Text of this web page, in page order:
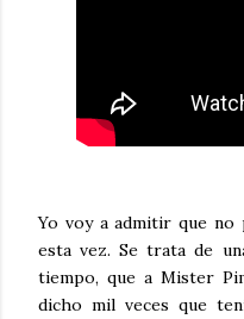
Yo voy a admitir que no
esta vez. Se trata de
tiempo, que a Mister
dicho mil veces que